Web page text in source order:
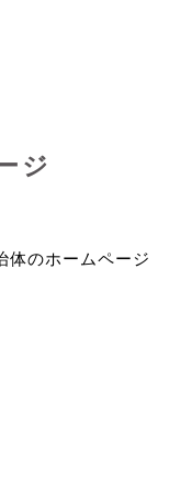
ジ
体のホームページ